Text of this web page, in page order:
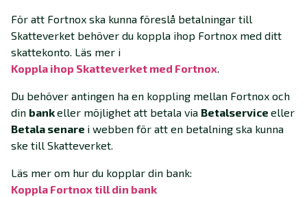
För att Fortnox ska kunna föreslå betalningar till
Skatteverket behöver du koppla ihop Fortnox med ditt
skattekonto. Läs mer i
Koppla ihop Skatteverket med Fortnox.
Du behöver antingen ha en koppling mellan Fortnox och
din bankeller möjlighet att betala via Betalservice eller
Betala senare i webben för att en betalning ska kunna
ske till Skatteverket.
Läs mer om hur du kopplar din bank:
Koppla Fortnox till din bank